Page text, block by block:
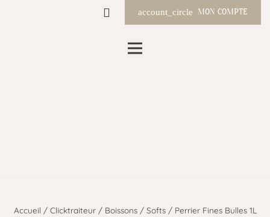
account_circle MON COMPTE
Accueil / Clicktraiteur/ Boissons/ Softs/ Perrier Fines Bulles 1L